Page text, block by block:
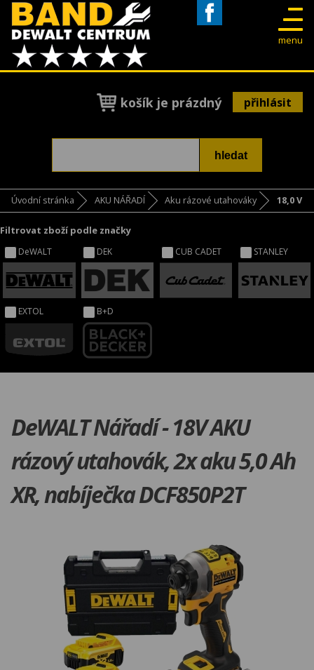
menu
košík je prázdný přihlásit
Úvodní stránka AKU NÁŘADÍ Aku rázové utahováky 18,0 V
Filtrovat zboží podle značky
DeWALT DEK CUB CADET STANLEY
EXTOL B+D
DeWALT Nářadí - 18V AKU
rázový utahovák, 2x aku 5,0 Ah
XR, nabíječka DCF850P2T